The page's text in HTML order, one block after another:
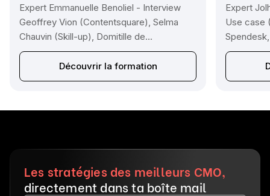
Expert Emmanuelle Benoliel - Interview
Geoffrey Vion (Contentsquare), Selma
Chauvin (Skill-up), Domitille de...
Découvrir la formation
Expert
Use case
Les stratégies des meilleurs CMO,
directement dans ta boîte mail